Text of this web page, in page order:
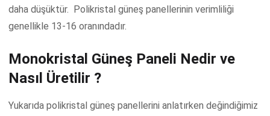
daha düşüktür. Polikristal güneş panellerinin verimliliği
genellikle 13-16 oranındadır.
Monokristal Güneş Paneli Nedir ve
Nasıl Üretilir ?
Yukarıda polikristal güneş panellerini anlatırken değindiğimiz